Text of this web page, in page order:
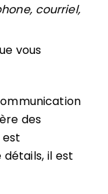
courriel,
vous
des
il est